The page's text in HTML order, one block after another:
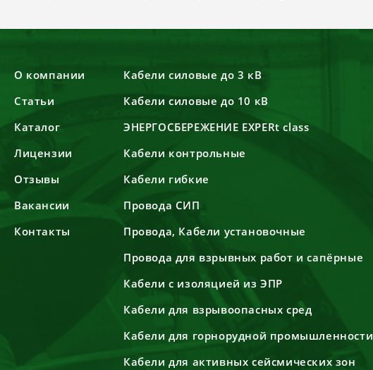
О компании
Статьи
Каталог
Лицензии
Отзывы
Вакансии
Контакты
Кабели силовые до 3 кВ
Кабели силовые до 10 кВ
ЭНЕРГОСБЕРЕЖЕНИЕ EXPERt class
Кабели контрольные
Кабели гибкие
Провода СИП
Провода, Кабели установочные
Провода для взрывных работ и сапёрные
Кабели с изоляцией из ЭПР
Кабели для взрывоопасных сред
Кабели для горнорудной промышленности
Кабели для активных сейсмических зон